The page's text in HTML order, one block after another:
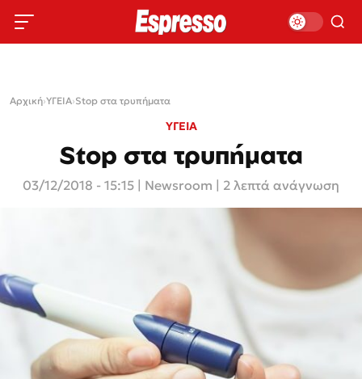
Αρχική›ΥΓΕΙΑ›Stop στα τρυπήματα
ΥΓΕΙΑ
Stop στα τρυπήματα
03/12/2018 - 15:15 Newsroom | 2 λεπτά ανάγνωση